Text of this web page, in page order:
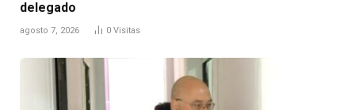
delegado
agosto 7, 2026 0 Visitas